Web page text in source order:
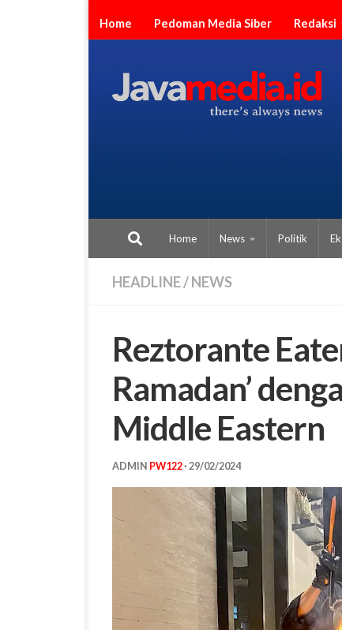
Skip to content
Home Pedoman Media Siber Redaksi
Home News Politik
HEADLINE/NEWS
Reztorante
Ramadan’
Middle Eastern
ADMIN PW122· 29/02/2024